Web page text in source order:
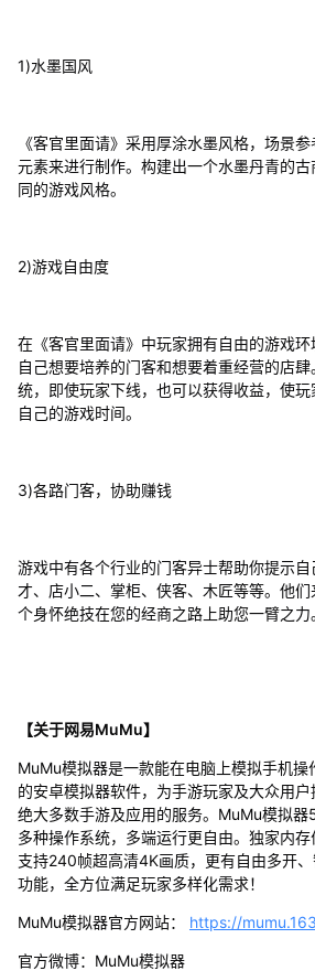
1)水墨国风
《客官里面请》采用厚涂水墨风格，场景
元素来进行制作。构建出一个水墨丹青的
同的游戏风格。
2)游戏自由度
在《客官里面请》中玩家拥有自由的游戏
自己想要培养的门客和想要着重经营的店
统，即使玩家下线，也可以获得收益，使
自己的游戏时间。
3)各路门客，协助赚钱
游戏中有各个行业的门客异士帮助你提示
才、店小二、掌柜、侠客、木匠等等。他
个身怀绝技在您的经商之路上助您一臂之力
【关于网易MuMu】
MuMu模拟器是一款能在电脑上模拟手机操
的安卓模拟器软件，为手游玩家及大众用
绝大多数手游及应用的服务。MuMu模拟
多种操作系统，多端运行更自由。独家内存
支持240帧超高清4K画质，更有自由多开
功能，全方位满足玩家多样化需求！
MuMu模拟器官方网站： https://
官方微博：MuMu模拟器